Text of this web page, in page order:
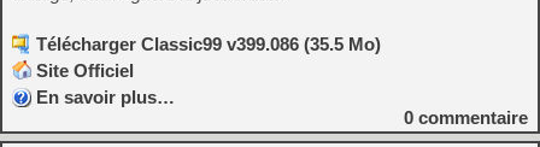
Télécharger Classic99 v399.086 (35.5 Mo)
Site Officiel
En savoir plus…
0 commentaire